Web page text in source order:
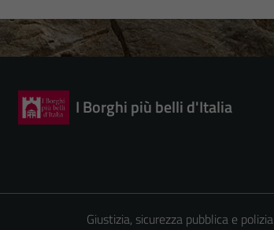
I Borghi più belli d'Italia
Giustizia, sicurezza pubblica e polizia